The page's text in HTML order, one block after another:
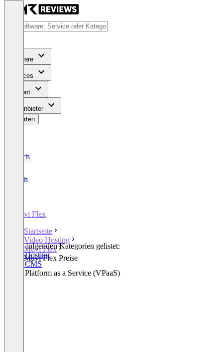
Software
Services
Content
Für Anbieter
Bewerten
Deutsch
English
Muvi Flex
Startseite
Video Hosting
Muvi Flex
Muvi Flex Preise
In den folgenden Kategorien gelistet:
Video Hosting
Video CMS
Video Platform as a Service (VPaaS)